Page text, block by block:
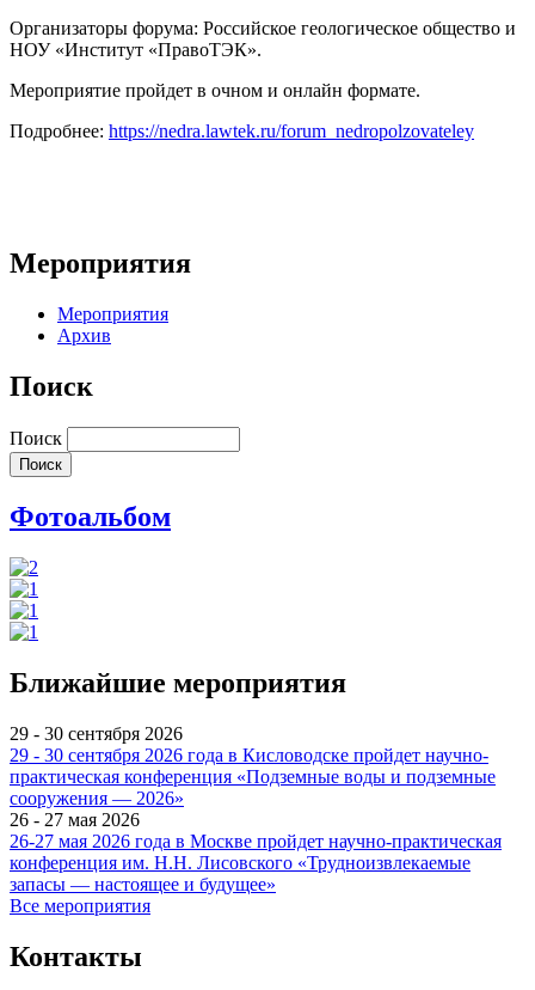
Организаторы форума: Российское геологическое общество и
НОУ «Институт «ПравоТЭК».
Мероприятие пройдет в очном и онлайн формате.
Подробнее: https://nedra.lawtek.ru/forum_nedropolzovateley
Мероприятия
Мероприятия
Архив
Поиск
Поиск
Фотоальбом
Ближайшие мероприятия
29 - 30 сентября 2026
29 - 30 сентября 2026 года в Кисловодске пройдет научно-
практическая конференция «Подземные воды и подземные
сооружения — 2026»
26 - 27 мая 2026
26-27 мая 2026 года в Москве пройдет научно-практическая
конференция им. Н.Н. Лисовского «Трудноизвлекаемые
запасы — настоящее и будущее»
Все мероприятия
Контакты